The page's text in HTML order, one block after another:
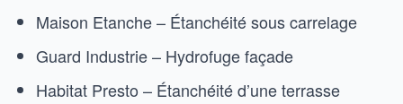
Maison Etanche – Étanchéité sous carrelage
Guard Industrie – Hydrofuge façade
Habitat Presto – Étanchéité d’une terrasse